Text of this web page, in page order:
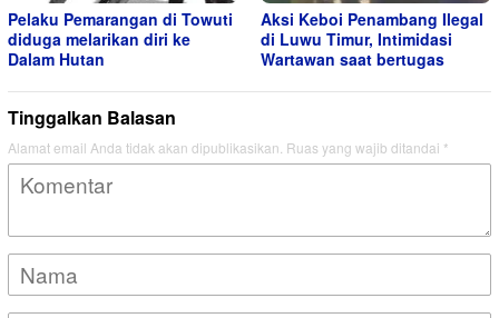
Pelaku Pemarangan di Towuti
diduga melarikan diri ke
Dalam Hutan
Aksi Keboi Penambang Ilegal
di Luwu Timur, Intimidasi
Wartawan saat bertugas
Tinggalkan Balasan
Alamat email Anda tidak akan dipublikasikan. Ruas yang wajib ditandai *